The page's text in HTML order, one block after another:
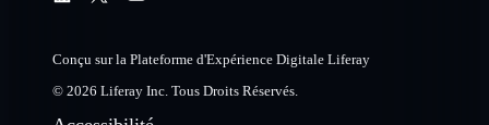
Conçu sur la Plateforme d'Expérience Digitale Liferay
© 2026 Liferay Inc. Tous Droits Réservés.